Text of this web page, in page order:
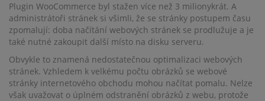
Plugin WooCommerce byl stažen více než 3 milionykrát. A
administrátoři stránek si všimli, že se stránky postupem času
zpomalují: doba načítání webových stránek se prodlužuje a je
také nutné zakoupit další místo na disku serveru.
Obvykle to znamená nedostatečnou optimalizaci webových
stránek. Vzhledem k velkému počtu obrázků se webové
stránky internetového obchodu mohou načítat pomalu. Nelze
však uvažovat o úplném odstranění obrázků z webu, protože